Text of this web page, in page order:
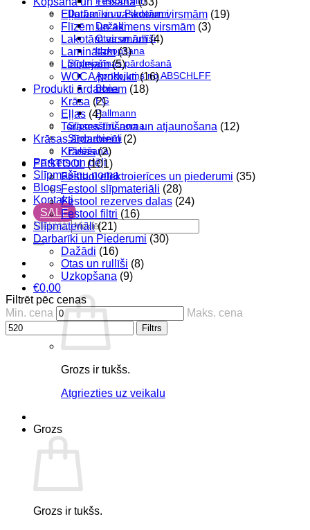
Darbarīki un Piederumi
Dažādi
Otas un rullīši
Uzkopšana
Slīpmašīnas pārdošanā
Aprīkojums no ABSCHLFF
Bona
FG
Pallmann
Slīpmašīnu noma
Slīpmateriāli
Pulēšana
Parkets un dēļi
Slīpmašīnu noma
Blogs
Kontakti
SALE
Meklēt:
€0,00
Grozs ir tukšs.
Atgriezties uz veikalu
Grozs
Grozs ir tukšs.
Eļļotām un vaskotām virsmām (19)
Flīzēm un akmens virsmām (3)
Lakotām virsmām (4)
Laminātam (3)
Linolejam (5)
WOCA produkti (16)
Produkti ārdarbiem (18)
Krāsa (2)
Eļļas (4)
Terases tīrīšana un atjaunošana (12)
Krāsas ārdarbiem (2)
Krāsas (2)
FESTOOL (101)
Festool elektroierīces un piederumi (35)
Festool slīpmateriāli (28)
Festool rezerves daļas (24)
Festool filtri (16)
Slīpmateriāli (21)
Darbarīki un Piederumi (30)
Dažādi (16)
Otas un rullīši (8)
Uzkopšana (9)
Filtrēt pēc cenas
Min. cena
Maks. cena
Filtrs